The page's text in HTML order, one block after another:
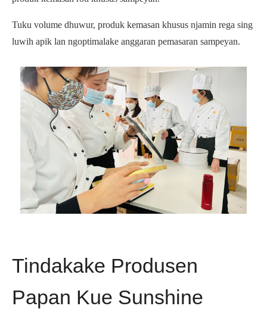
Tuku volume dhuwur, produk kemasan khusus njamin rega sing
luwih apik lan ngoptimalake anggaran pemasaran sampeyan.
Tindakake Produsen
Papan Kue Sunshine